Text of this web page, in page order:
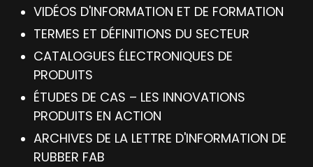
VIDÉOS D'INFORMATION ET DE FORMATION
TERMES ET DÉFINITIONS DU SECTEUR
CATALOGUES ÉLECTRONIQUES DE
PRODUITS
ÉTUDES DE CAS – LES INNOVATIONS
PRODUITS EN ACTION
ARCHIVES DE LA LETTRE D'INFORMATION DE
RUBBER FAB